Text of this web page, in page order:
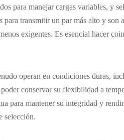
para manejar cargas variables, y
transmitir un par más alto y son
exigentes. Es esencial hacer
operan en condiciones duras,
conservar su flexibilidad a
para mantener su integridad y
selección.